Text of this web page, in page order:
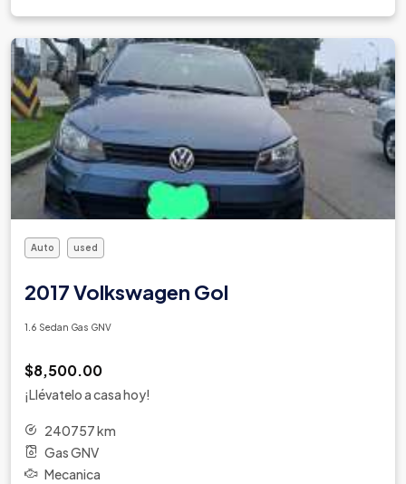
Auto used
2017 Volkswagen Gol
1.6 Sedan Gas GNV
$8,500.00
¡Llévatelo a casa hoy!
240757 km
Gas GNV
Mecanica